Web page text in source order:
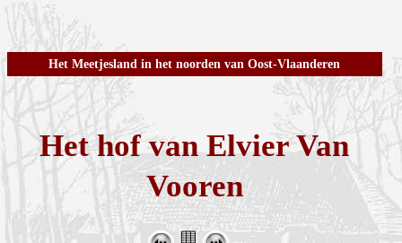
Het Meetjesland in het noorden van Oost-Vlaanderen
Het hof van Elvier Van
Vooren